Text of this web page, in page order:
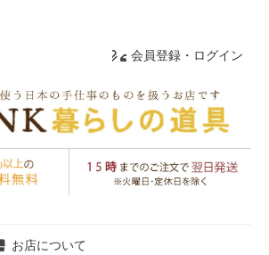
会員登録・ログイン
お店について